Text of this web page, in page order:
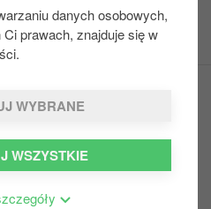
danych osobowych,
prawach, znajduje się w
WYBRANE
WSZYSTKIE
24/7